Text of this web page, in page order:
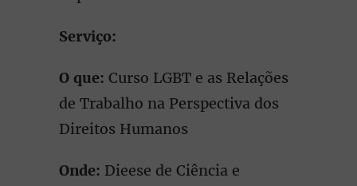
Serviço:
O que: Curso LGBT e as Relações
de Trabalho na Perspectiva dos
Direitos Humanos
Onde: Dieese de Ciência e